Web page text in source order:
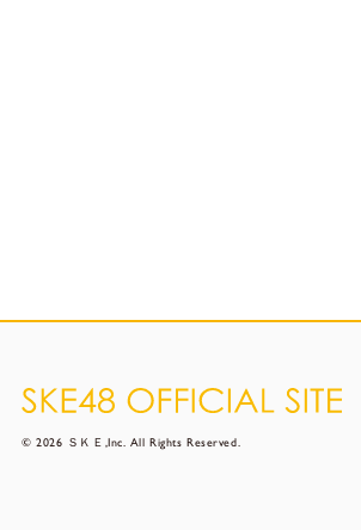
© 2026 ＳＫＥ,Inc. All Rights Reserved.